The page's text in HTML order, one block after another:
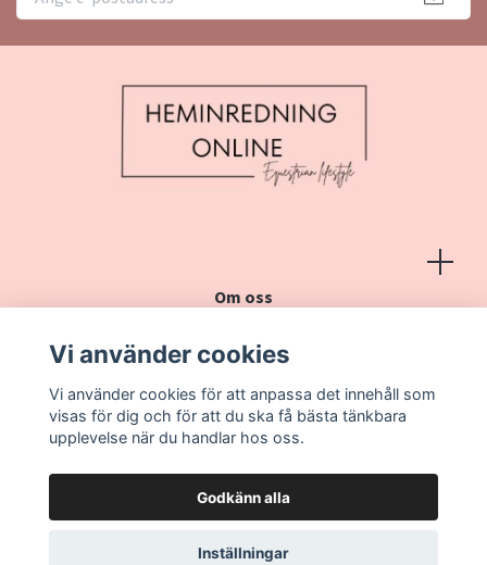
Om oss
Kontakt
Vanliga frågor
Vi använder cookies
Vi använder cookies för att anpassa det innehåll som
visas för dig och för att du ska få bästa tänkbara
upplevelse när du handlar hos oss.
Godkänn alla
Inställningar